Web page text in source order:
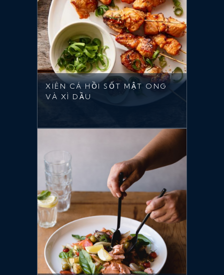
XIÊN CÁ HỒI SỐT MẬT ONG
VÀ XÌ DẦU